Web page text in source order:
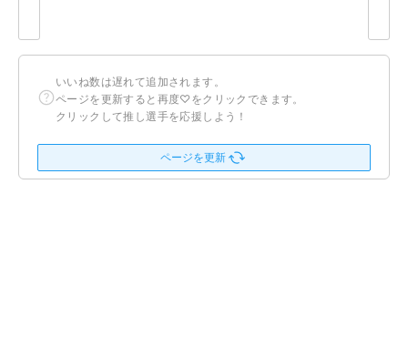
いいね数は遅れて追加されます。
ページを更新すると再度♡をクリックできます。
クリックして推し選手を応援しよう！
ページを更新